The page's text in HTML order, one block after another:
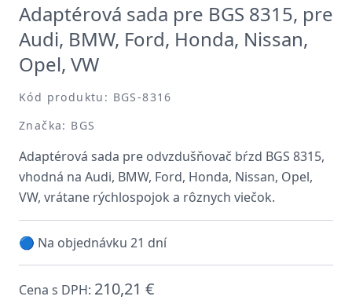
Adaptérová sada pre BGS 8315, pre
Audi, BMW, Ford, Honda, Nissan,
Opel, VW
Kód produktu: BGS-8316
Značka: BGS
Adaptérová sada pre odvzdušňovač bŕzd BGS 8315,
vhodná na Audi, BMW, Ford, Honda, Nissan, Opel,
VW, vrátane rýchlospojok a rôznych viečok.
🔵 Na objednávku 21 dní
Cena s DPH: 210,21 €